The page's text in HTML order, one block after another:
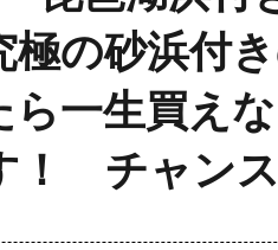
極の砂浜付
一生買えな
！ チャンス